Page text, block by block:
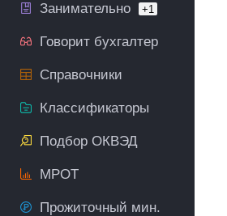
Занимательно +1
Говорит бухгалтер
Справочники
Классификаторы
Подбор ОКВЭД
МРОТ
Прожиточный мин.